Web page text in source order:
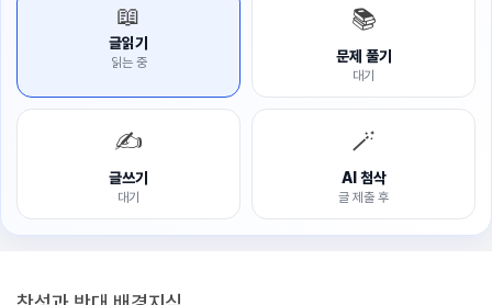
📖
글읽기
읽는 중
📚
문제 풀기
대기
✍️
글쓰기
대기
🪄
AI 첨삭
글 제출 후